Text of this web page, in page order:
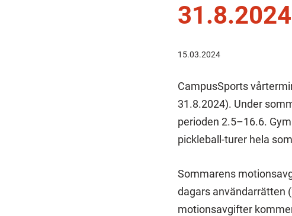
31.8.2024
15.03.2024
CampusSports
31.8.2024). Under
perioden 2.5–16.6.
pickleball-turer hela
Sommarens
dagars användarrätten
motionsavgifter